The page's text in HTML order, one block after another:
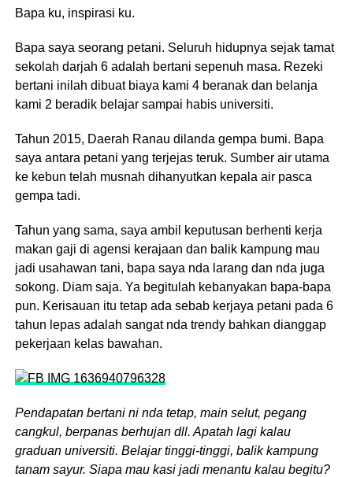
Bapa ku, inspirasi ku.
Bapa saya seorang petani. Seluruh hidupnya sejak tamat
sekolah darjah 6 adalah bertani sepenuh masa. Rezeki
bertani inilah dibuat biaya kami 4 beranak dan belanja
kami 2 beradik belajar sampai habis universiti.
Tahun 2015, Daerah Ranau dilanda gempa bumi. Bapa
saya antara petani yang terjejas teruk. Sumber air utama
ke kebun telah musnah dihanyutkan kepala air pasca
gempa tadi.
Tahun yang sama, saya ambil keputusan berhenti kerja
makan gaji di agensi kerajaan dan balik kampung mau
jadi usahawan tani, bapa saya nda larang dan nda juga
sokong. Diam saja. Ya begitulah kebanyakan bapa-bapa
pun. Kerisauan itu tetap ada sebab kerjaya petani pada 6
tahun lepas adalah sangat nda trendy bahkan dianggap
pekerjaan kelas bawahan.
Pendapatan bertani ni nda tetap, main selut, pegang
cangkul, berpanas berhujan dll. Apatah lagi kalau
graduan universiti. Belajar tinggi-tinggi, balik kampung
tanam sayur. Siapa mau kasi jadi menantu kalau begitu?